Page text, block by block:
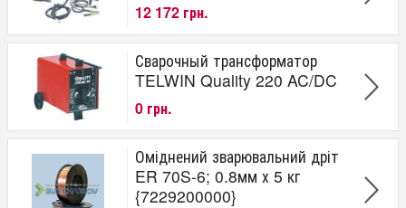
12 172 грн.
Сварочный трансформатор
TELWIN Quality 220 AC/DC
0 грн.
Оміднений зварювальний дріт
ER 70S-6; 0.8мм х 5 кг
{7229200000}